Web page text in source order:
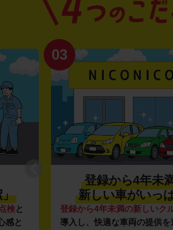
」
検と
感と
03
登録から4年未
新しい車がいっ
登録から4年未満の新しいク
導入し、快適な車両の提供を